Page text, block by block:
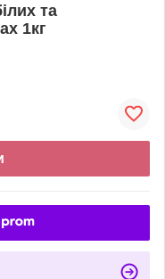
та
1кг